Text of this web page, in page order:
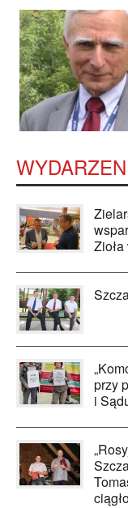
przy
i